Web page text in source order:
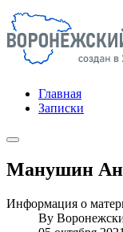
Главная
Записки
Манушин
Информация о
By